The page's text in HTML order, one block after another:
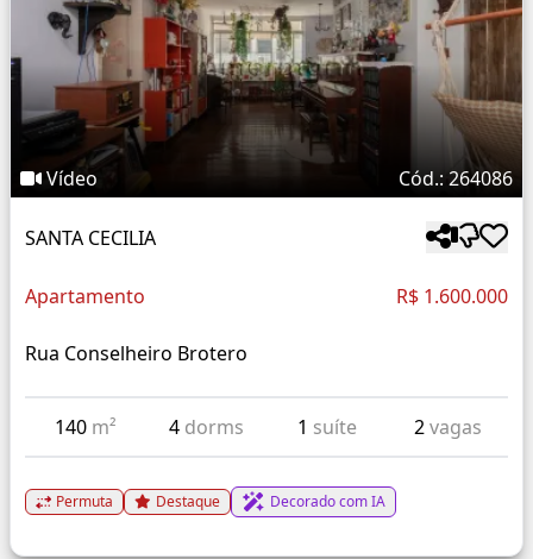
Vídeo Cód.: 264086
SANTA CECILIA
Apartamento R$ 1.600.000
Rua Conselheiro Brotero
140 m² 4 dorms 1 suíte 2vagas
Permuta Destaque Decorado com IA